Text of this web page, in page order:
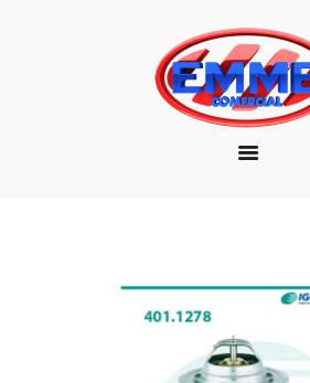
EMPRESA
MARCAS
PRODUTOS